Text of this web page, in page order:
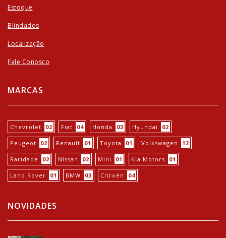
Estoque
Blindados
Localização
Fale Conosco
MARCAS
Chevrolet 02 Fiat 04 Honda 03 Hyundai 02
Peugeot 02 Renault 01 Toyota 01 Volkswagen 12
Raridade 02 Nissan 02 Mini 01 Kia Motors 01
Land Rover 01 BMW 03 Citroën 04
NOVIDADES